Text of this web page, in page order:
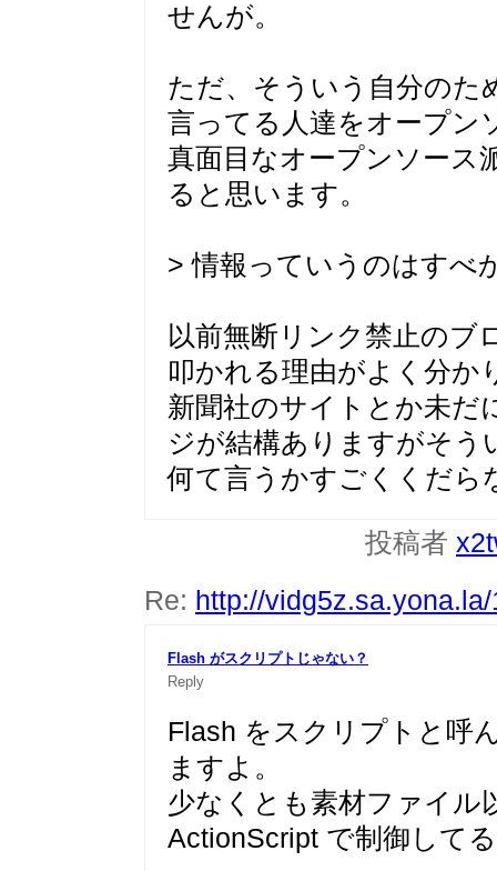
せんが。
ただ、そういう自分のた
言ってる人達をオープン
真面目なオープンソース
ると思います。
> 情報っていうのはすべ
以前無断リンク禁止のブ
叩かれる理由がよく分か
新聞社のサイトとか未だ
ジが結構ありますがそう
何て言うかすごくくだら
投稿者
Re: http://
Flash がスクリプトじゃない？
Reply
Flash をスクリプトと呼
ますよ。
少なくとも素材ファイル
ActionScript で制御して